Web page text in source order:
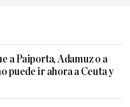
a Paiporta, Adamuz o a
puede ir ahora a Ceuta y